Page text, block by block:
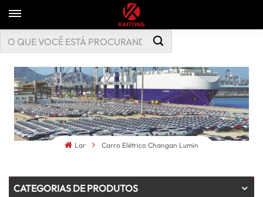
Lar Carro Elétrico Changan Lumin
CATEGORIAS DE PRODUTOS